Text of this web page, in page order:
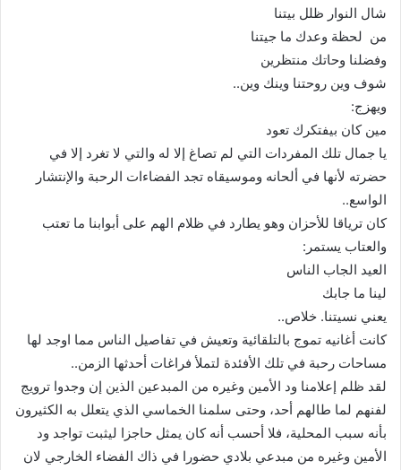
شال النوار ظلل بيتنا
من لحظة وعدك ما جيتنا
وفضلنا وحاتك منتظرين
شوف وين روحتنا وينك وين..
ويهزج:
مين كان بيفتكرك تعود
يا جمال تلك المفردات التي لم تصاغ إلا له والتي لا تغرد إلا في
حضرته لأنها في ألحانه وموسيقاه تجد الفضاءات الرحبة والإنتشار
الواسع..
كان ترياقا للأحزان وهو يطارد في ظلام الهم على أبوابنا ما تعتب
والعتاب يستمر:
العيد الجاب الناس
لينا ما جابك
يعني نسيتنا. خلاص..
كانت أغانيه تموج بالتلقائية وتعيش في تفاصيل الناس مما اوجد لها
مساحات رحبة في تلك الأفئدة لتملأ فراغات أحدثها الزمن..
لقد ظلم إعلامنا ود الأمين وغيره من المبدعين الذين إن وجدوا ترويج
لفنهم لما طالهم أحد، وحتى سلمنا الخماسي الذي يتعلل به الكثيرون
بأنه سبب المحلية، فلا أحسب أنه كان يمثل حاجزا ليثبت تواجد ود
الأمين وغيره من مبدعي بلادي حضورا في ذاك الفضاء الخارجي لان